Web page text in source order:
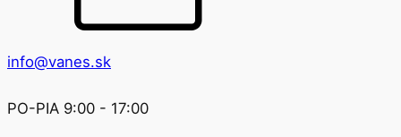
info@vanes.sk
PO-PIA 9:00 - 17:00